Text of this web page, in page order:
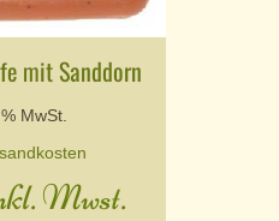
mit Sanddorn
MwSt.
Mwst.